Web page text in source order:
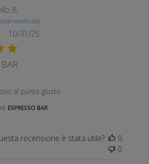
B.
verificato
BAR
al punto giusto
review content
ESPRESSO BAR
10/31/25
recensione è stata utile?
0
0